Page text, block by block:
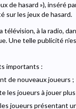
de hasard »), inséré
sur les jeux de hasard.
à la radio,
Une telle publicité
importants :
de nouveaux joueurs ;
les joueurs à jouer
joueurs présentant